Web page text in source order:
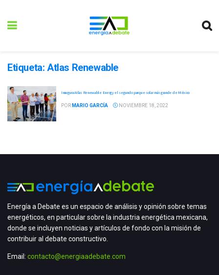
Etiqueta: Atlas Renewable
Inaugura Atlas Renewable Energy el segundo parque solar más grande de México
POR MARIO GARCÍA NOVIEMBRE 18, 2022
Energía a Debate es un espacio de análisis y opinión sobre temas
energéticos, en particular sobre la industria energética mexicana,
donde se incluyen noticias y artículos de fondo con la misión de
contribuir al debate constructivo.
Email: contacto@energiaadebate.com